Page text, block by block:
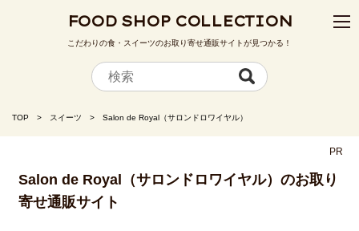
FOOD SHOP COLLECTION
こだわりの食・スイーツのお取り寄せ通販サイトが見つかる！
TOP スイーツ Salon de Royal（サロンドロワイヤル）
PR
Salon de Royal（サロンドロワイヤル）のお取り
寄せ通販サイト